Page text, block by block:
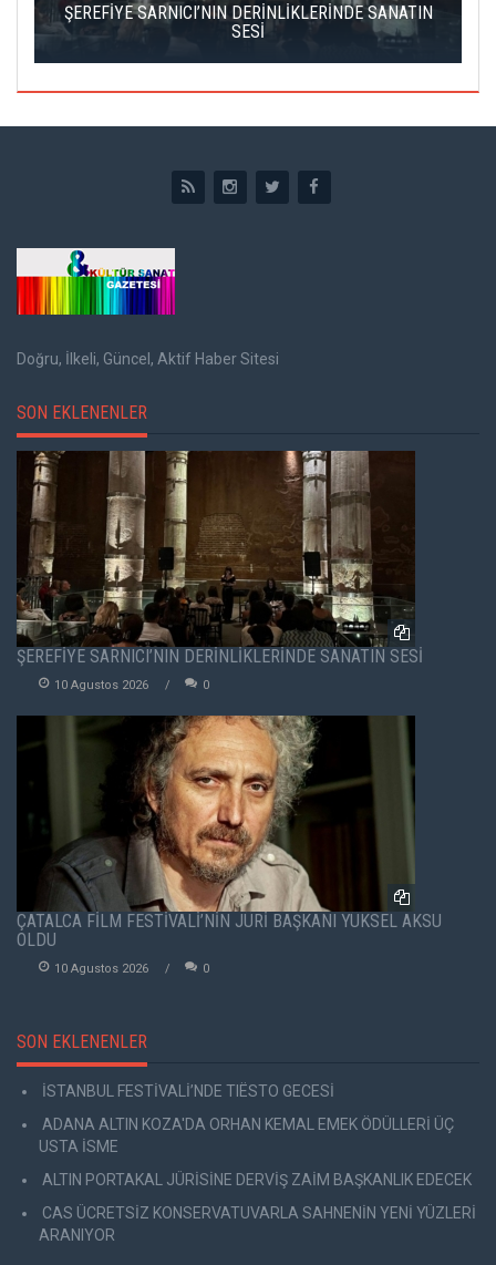
ŞEREFİYE SARNICI’NIN DERİNLİKLERİNDE SANATIN
SESİ
Doğru, İlkeli, Güncel, Aktif Haber Sitesi
SON EKLENENLER
ŞEREFİYE SARNICI’NIN DERİNLİKLERİNDE SANATIN SESİ
10 Agustos 2026 0
ÇATALCA FİLM FESTİVALİ’NİN JÜRİ BAŞKANI YÜKSEL AKSU
OLDU
10 Agustos 2026 0
SON EKLENENLER
İSTANBUL FESTİVALİ’NDE TIËSTO GECESİ
ADANA ALTIN KOZA'DA ORHAN KEMAL EMEK ÖDÜLLERİ ÜÇ
USTA İSME
ALTIN PORTAKAL JÜRİSİNE DERVİŞ ZAİM BAŞKANLIK EDECEK
CAS ÜCRETSİZ KONSERVATUVARLA SAHNENİN YENİ YÜZLERİ
ARANIYOR